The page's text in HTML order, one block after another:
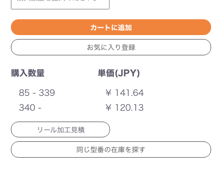
購入数量 単価(JPY)
85 - 339
¥ 141.64
340 -
¥ 120.13
リール加工見積